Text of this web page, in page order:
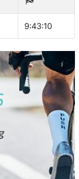
9:43:10